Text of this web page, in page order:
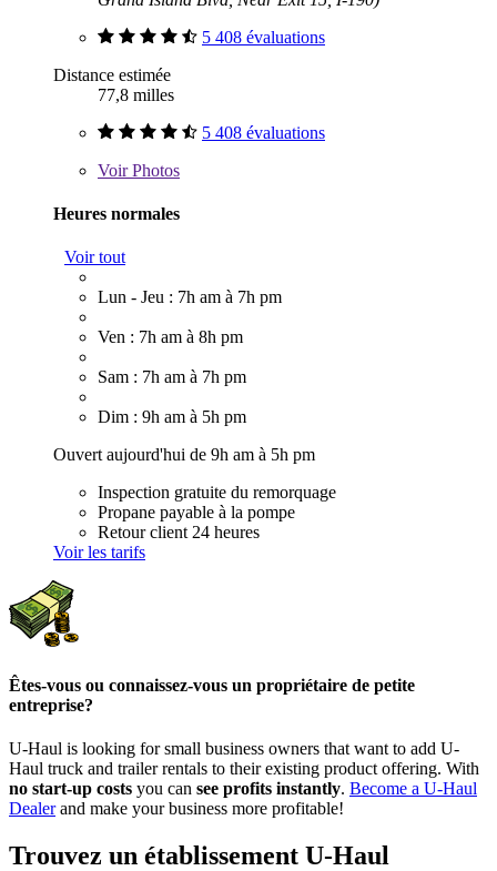
5 408 évaluations
Distance estimée
77,8 milles
5 408 évaluations
VoirPhotos
Heures normales
Voir tout
Lun - Jeu : 7h am à 7h pm
Ven : 7h am à 8h pm
Sam : 7h am à 7h pm
Dim : 9h am à 5h pm
Ouvert aujourd'hui de 9h am à 5h pm
Inspection gratuite du remorquage
Propane payable à la pompe
Retour client 24 heures
Voir les tarifs
Êtes-vous ou connaissez-vous un propriétaire de petite
entreprise?
U-Haul is looking for small business owners that want to add U-
Haul truck and trailer rentals to their existing product offering. With
no start-up costs you can see profits instantly. Become a U-Haul
Dealerand make your business more profitable!
Trouvez un établissement U-Haul